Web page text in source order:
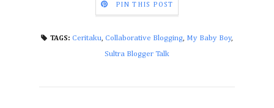
PIN THIS POST
TAGS: Ceritaku, Collaborative Blogging, My Baby Boy,
Sultra Blogger Talk